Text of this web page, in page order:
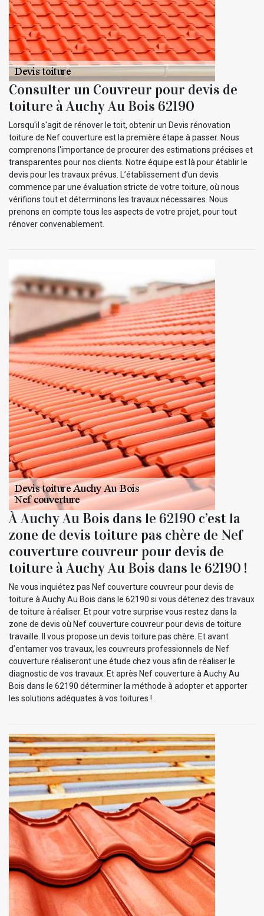
Consulter un Couvreur pour devis de
toiture à Auchy Au Bois 62190
Lorsqu'il s'agit de rénover le toit, obtenir un Devis rénovation
toiture de Nef couverture est la première étape à passer. Nous
comprenons l'importance de procurer des estimations précises et
transparentes pour nos clients. Notre équipe est là pour établir le
devis pour les travaux prévus. L’établissement d’un devis
commence par une évaluation stricte de votre toiture, où nous
vérifions tout et déterminons les travaux nécessaires. Nous
prenons en compte tous les aspects de votre projet, pour tout
rénover convenablement.
À Auchy Au Bois dans le 62190 c’est la
zone de devis toiture pas chère de Nef
couverture couvreur pour devis de
toiture à Auchy Au Bois dans le 62190 !
Ne vous inquiétez pas Nef couverture couvreur pour devis de
toiture à Auchy Au Bois dans le 62190 si vous détenez des travaux
de toiture à réaliser. Et pour votre surprise vous restez dans la
zone de devis où Nef couverture couvreur pour devis de toiture
travaille. Il vous propose un devis toiture pas chère. Et avant
d’entamer vos travaux, les couvreurs professionnels de Nef
couverture réaliseront une étude chez vous afin de réaliser le
diagnostic de vos travaux. Et après Nef couverture à Auchy Au
Bois dans le 62190 déterminer la méthode à adopter et apporter
les solutions adéquates à vos toitures !